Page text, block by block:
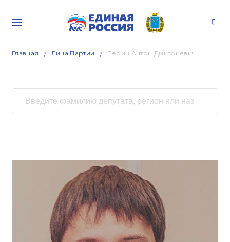
Главная Лица Партии Перин Антон Дмитриевич